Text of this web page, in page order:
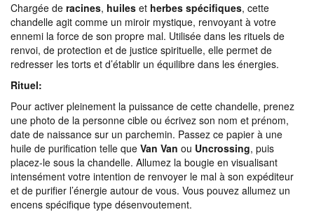
Chargée de racines, huiles et herbes spécifiques, cette
chandelle agit comme un miroir mystique, renvoyant à votre
ennemi la force de son propre mal. Utilisée dans les rituels de
renvoi, de protection et de justice spirituelle, elle permet de
redresser les torts et d’établir un équilibre dans les énergies.
Rituel:
Pour activer pleinement la puissance de cette chandelle, prenez
une photo de la personne cible ou écrivez son nom et prénom,
date de naissance sur un parchemin. Passez ce papier à une
huile de purification telle que Van Van ou Uncrossing, puis
placez-le sous la chandelle. Allumez la bougie en visualisant
intensément votre intention de renvoyer le mal à son expéditeur
et de purifier l’énergie autour de vous. Vous pouvez allumez un
encens spécifique type désenvoutement.